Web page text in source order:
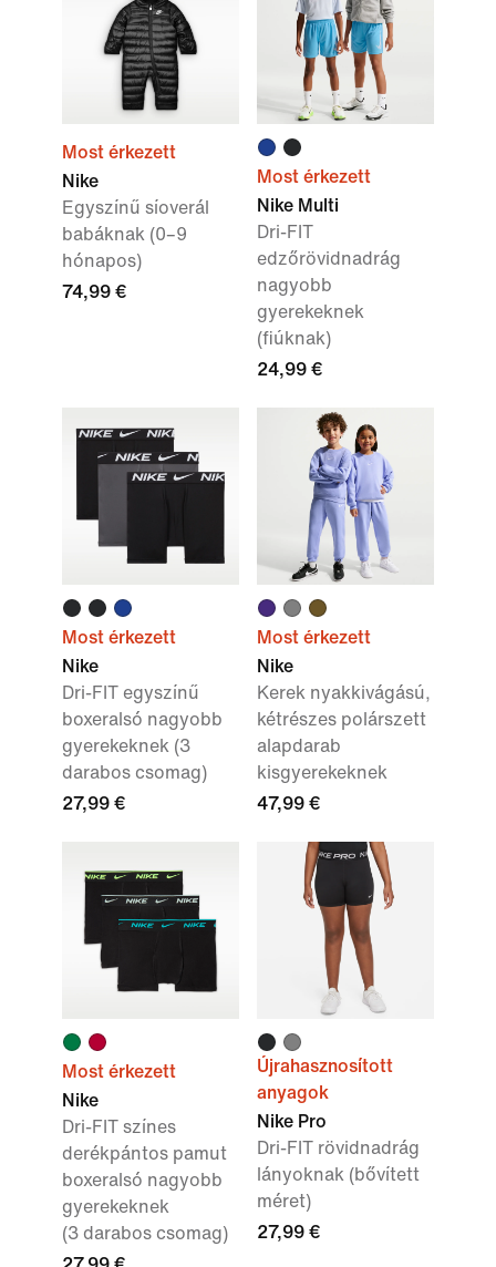
Most érkezett
Nike
Egyszínű síoverál
babáknak (0–9
hónapos)
74,99 €
Most érkezett
Nike Multi
Dri-FIT
edzőrövidnadrág
nagyobb
gyerekeknek
(fiúknak)
24,99 €
Most érkezett
Nike
Dri-FIT egyszínű
boxeralsó nagyobb
gyerekeknek (3
darabos csomag)
27,99 €
Most érkezett
Nike
Kerek nyakkivágású,
kétrészes polárszett
alapdarab
kisgyerekeknek
47,99 €
Most érkezett
Nike
Dri-FIT színes
derékpántos pamut
boxeralsó nagyobb
gyerekeknek
(3 darabos csomag)
Újrahasznosított
anyagok
Nike Pro
Dri-FIT rövidnadrág
lányoknak (bővített
méret)
27,99 €